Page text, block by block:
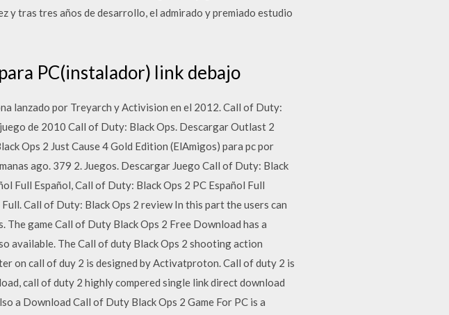
tras tres años de desarrollo, el admirado y premiado estudio
PC(instalador) link debajo
lanzado por Treyarch y Activision en el 2012. Call of Duty:
de 2010 Call of Duty: Black Ops. Descargar Outlast 2
Ops 2 Just Cause 4 Gold Edition (ElAmigos) para pc por
ago. 379 2. Juegos. Descargar Juego Call of Duty: Black
Full Español, Call of Duty: Black Ops 2 PC Español Full
Call of Duty: Black Ops 2 review In this part the users can
game Call of Duty Black Ops 2 Free Download has a
available. The Call of duty Black Ops 2 shooting action
on call of duy 2 is designed by Activatproton. Call of duty 2 is
call of duty 2 highly compered single link direct download
a Download Call of Duty Black Ops 2 Game For PC is a